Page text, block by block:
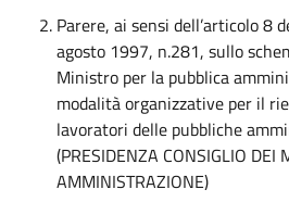
Parere, ai sensi dell’articolo 8
agosto 1997, n.281, sullo
Ministro per la pubblica
modalità organizzative per il
lavoratori delle pubbliche
(PRESIDENZA CONSIGLIO DEI
AMMINISTRAZIONE)